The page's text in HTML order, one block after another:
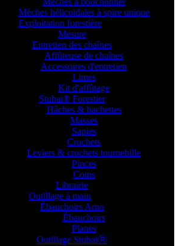
Mèches hélicoïdales à spire unique
Exploitation forestière
Mesure
Entretien des chaînes
Affûteuse de chaînes
Accessoires d'entretien
Limes
Kit d'affûtage
Stubai® Forestier
Hâches & hachettes
Masses
Sapies
Crochets
Leviers & crochets tournebille
Pinces
Coins
Librairie
Outillage à main
Ébauchoirs Arno
Ébauchoirs
Planes
Outillage StubaiⓇ